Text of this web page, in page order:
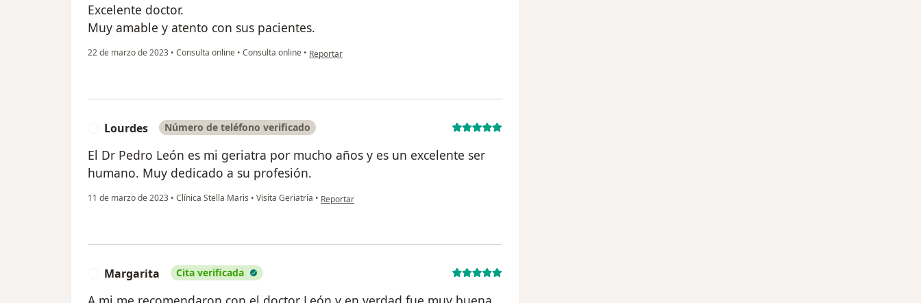
Excelente doctor.
Muy amable y atento con sus pacientes.
22 de marzo de 2023 • Consulta online • Consulta online • en opinión del usuario Carolina
Reportar
Lourdes Número de teléfono verificado
El Dr Pedro León es mi geriatra por mucho años y es un excelente ser
humano. Muy dedicado a su profesión.
11 de marzo de 2023 • Clínica Stella Maris • Visita Geriatría • en opinión del usuario Lourdes
Reportar
Margarita Cita verificada